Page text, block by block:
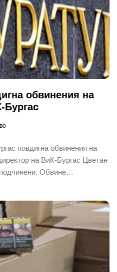
обвинения на
повдигна обвинения на
на ВиК-Бургас Цветан
Обвине…